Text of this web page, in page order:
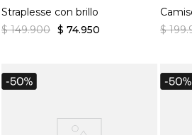
Straplesse con brillo
$ 149.900 $ 74.950
$ 199.